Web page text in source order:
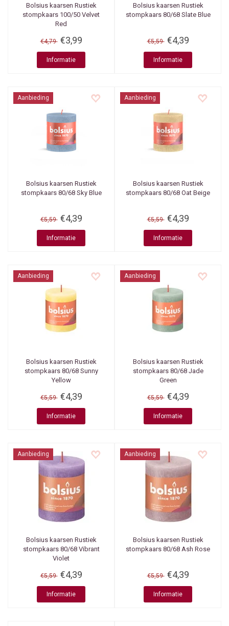
Bolsius kaarsen Rustiek
stompkaars 100/50 Velvet
Red
€4,79 €3,99
Informatie
Bolsius kaarsen Rustiek
stompkaars 80/68 Slate Blue
€5,59 €4,39
Informatie
Aanbieding
Bolsius kaarsen Rustiek
stompkaars 80/68 Sky Blue
€5,59 €4,39
Informatie
Aanbieding
Bolsius kaarsen Rustiek
stompkaars 80/68 Oat Beige
€5,59 €4,39
Informatie
Aanbieding
Bolsius kaarsen Rustiek
stompkaars 80/68 Sunny
Yellow
€5,59 €4,39
Informatie
Aanbieding
Bolsius kaarsen Rustiek
stompkaars 80/68 Jade
Green
€5,59 €4,39
Informatie
Aanbieding
Bolsius kaarsen Rustiek
stompkaars 80/68 Vibrant
Violet
€5,59 €4,39
Informatie
Aanbieding
Bolsius kaarsen Rustiek
stompkaars 80/68 Ash Rose
€5,59 €4,39
Informatie